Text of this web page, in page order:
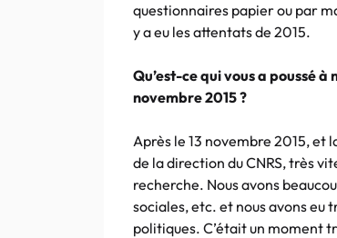
questionnaires papier ou par
y a eu les attentats de 2015.
Qu’est-ce qui vous a poussé
novembre 2015 ?
Après le 13 novembre 2015, et
de la direction du CNRS, très
recherche. Nous avons
sociales, etc. et nous avons eu
politiques. C’était un moment